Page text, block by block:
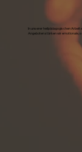
In unserer heilpädagogischen Arbeit
Angeboten stärken wir emotionale,